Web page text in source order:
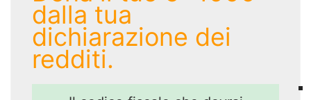
dalla tua
dichiarazione dei
redditi.